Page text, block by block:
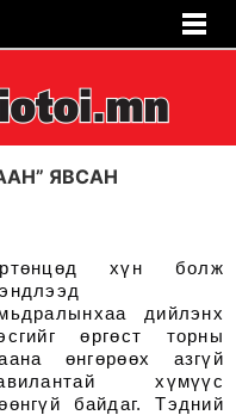
ЯВСАН
хүн болж
дийлэнх
өргөст торны
өнгөрөөх азгүй
хүмүүс
байдаг. Тэдний